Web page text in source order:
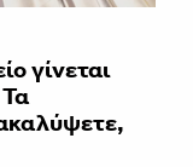
γίνεται